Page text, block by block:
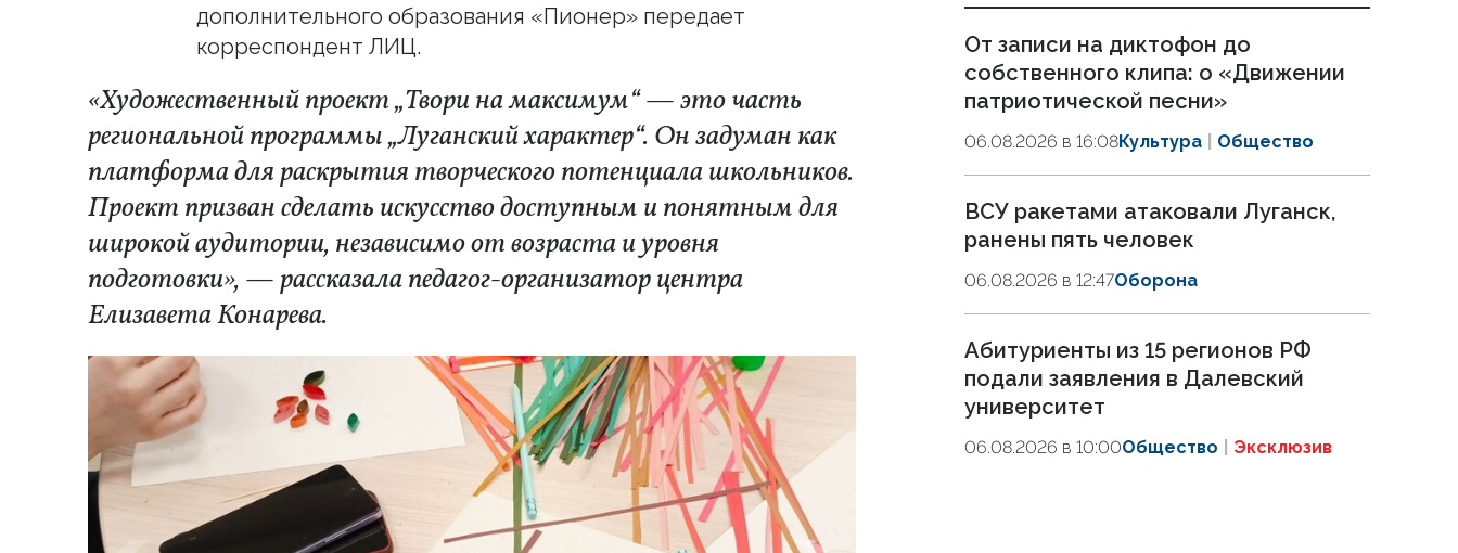
дополнительного образования «Пионер» передает
корреспондент ЛИЦ.
«Художественный проект „Твори на максимум“ — это часть
региональной программы „Луганский характер“. Он задуман как
платформа для раскрытия творческого потенциала школьников.
Проект призван сделать искусство доступным и понятным для
широкой аудитории, независимо от возраста и уровня
подготовки», — рассказала педагог-организатор центра
Елизавета Конарева.
От записи на диктофон до
собственного клипа: о «Движении
патриотической песни»
06.08.2026 в 16:08Культура Общество
ВСУ ракетами атаковали Луганск,
ранены пять человек
06.08.2026 в 12:47Оборона
Абитуриенты из 15 регионов РФ
подали заявления в Далевский
университет
06.08.2026 в 10:00Общество Эксклюзив